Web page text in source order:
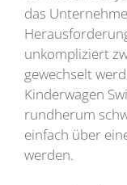
das
unkompliziert
gewechselt
Kinderwagen
rundherum
einfach über
werden.